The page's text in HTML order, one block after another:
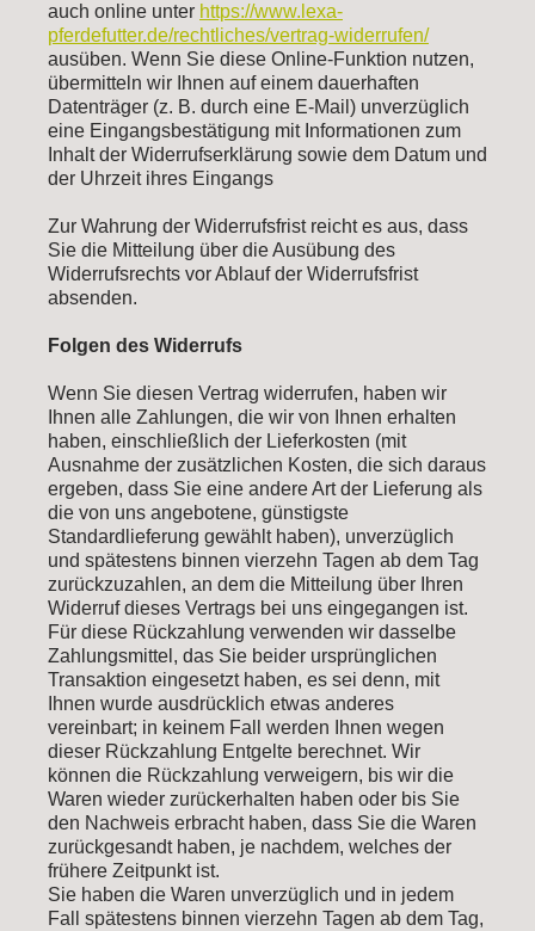
auch online unter https://www.lexa-
pferdefutter.de/rechtliches/vertrag-widerrufen/
ausüben. Wenn Sie diese Online-Funktion nutzen,
übermitteln wir Ihnen auf einem dauerhaften
Datenträger (z. B. durch eine E-Mail) unverzüglich
eine Eingangsbestätigung mit Informationen zum
Inhalt der Widerrufserklärung sowie dem Datum und
der Uhrzeit ihres Eingangs
Zur Wahrung der Widerrufsfrist reicht es aus, dass
Sie die Mitteilung über die Ausübung des
Widerrufsrechts vor Ablauf der Widerrufsfrist
absenden.
Folgen des Widerrufs
Wenn Sie diesen Vertrag widerrufen, haben wir
Ihnen alle Zahlungen, die wir von Ihnen erhalten
haben, einschließlich der Lieferkosten (mit
Ausnahme der zusätzlichen Kosten, die sich daraus
ergeben, dass Sie eine andere Art der Lieferung als
die von uns angebotene, günstigste
Standardlieferung gewählt haben), unverzüglich
und spätestens binnen vierzehn Tagen ab dem Tag
zurückzuzahlen, an dem die Mitteilung über Ihren
Widerruf dieses Vertrags bei uns eingegangen ist.
Für diese Rückzahlung verwenden wir dasselbe
Zahlungsmittel, das Sie beider ursprünglichen
Transaktion eingesetzt haben, es sei denn, mit
Ihnen wurde ausdrücklich etwas anderes
vereinbart; in keinem Fall werden Ihnen wegen
dieser Rückzahlung Entgelte berechnet. Wir
können die Rückzahlung verweigern, bis wir die
Waren wieder zurückerhalten haben oder bis Sie
den Nachweis erbracht haben, dass Sie die Waren
zurückgesandt haben, je nachdem, welches der
frühere Zeitpunkt ist.
Sie haben die Waren unverzüglich und in jedem
Fall spätestens binnen vierzehn Tagen ab dem Tag,